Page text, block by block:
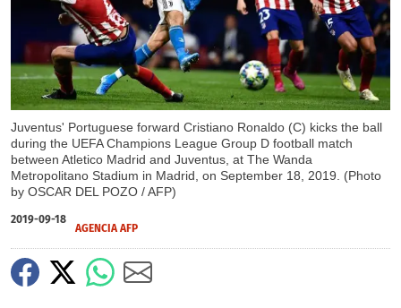
Juventus' Portuguese forward Cristiano Ronaldo (C) kicks the ball
during the UEFA Champions League Group D football match
between Atletico Madrid and Juventus, at The Wanda
Metropolitano Stadium in Madrid, on September 18, 2019. (Photo
by OSCAR DEL POZO / AFP)
2019-09-18
AGENCIA AFP